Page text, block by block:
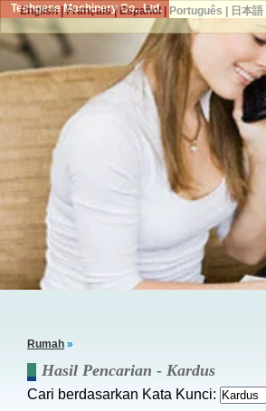
Techgene Machinery Co., Ltd.
Rumah »
Hasil Pencarian - Kardus
Cari berdasarkan Kata Kunci:
English|Français| Español| Português 日本語|